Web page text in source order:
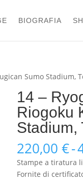
BIOGRAFIA
Sumo Stadium,
14 –
Riogoku
Stadium,
220,00 €-
Stampe a tiratura
Fornite di